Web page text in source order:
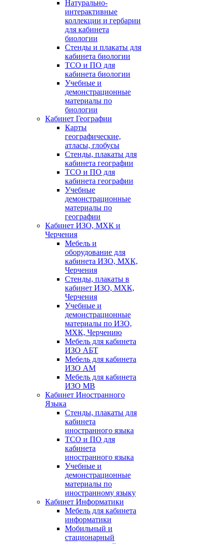
Натурально-
интерактивные
коллекции и гербарии
для кабинета
биологии
Стенды и плакаты для
кабинета биологии
ТСО и ПО для
кабинета биологии
Учебные и
демонстрационные
материалы по
биологии
Кабинет Географии
Карты
географические,
атласы, глобусы
Стенды, плакаты для
кабинета географии
ТСО и ПО для
кабинета географии
Учебные
демонстрационные
материалы по
географии
Кабинет ИЗО, МХК и
Черчения
Мебель и
оборудование для
кабинета ИЗО, МХК,
Черчения
Стенды, плакаты в
кабинет ИЗО, МХК,
Черчения
Учебные и
демонстрационные
материалы по ИЗО,
МХК, Черчению
Мебель для кабинета
ИЗО АБТ
Мебель для кабинета
ИЗО АМ
Мебель для кабинета
ИЗО МВ
Кабинет Иностранного
Языка
Стенды, плакаты для
кабинета
иностранного языка
ТСО и ПО для
кабинета
иностранного языка
Учебные и
демонстрационные
материалы по
иностранному языку
Кабинет Информатики
Мебель для кабинета
информатики
Мобильный и
стационарный